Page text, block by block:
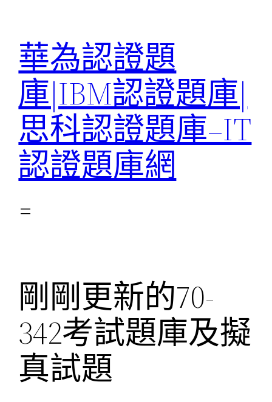
華為認證題
庫|IBM認證題庫|
思科認證題庫–IT
認證題庫網
剛剛更新的70-
342考試題庫及擬
真試題